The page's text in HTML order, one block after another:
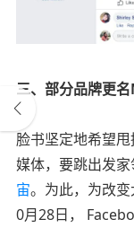
三、部分品牌更
脸书坚定地希望
媒体，要跳出发
宙。为此，为改
0月28日，